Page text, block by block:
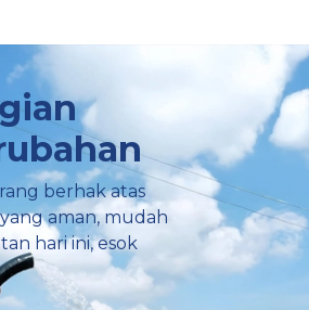
berhak atas
aman, mudah
hari ini, esok